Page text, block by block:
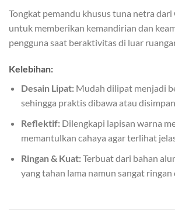
Tongkat pemandu khusus tuna netra dari
untuk memberikan kemandirian dan
pengguna saat beraktivitas di luar
Kelebihan:
Desain Lipat:Mudah dilipat menjadi
sehingga praktis dibawa atau
Reflektif:Dilengkapi lapisan warna
memantulkan cahaya agar terlihat
Ringan & Kuat:Terbuat dari bahan
yang tahan lama namun sangat ringan